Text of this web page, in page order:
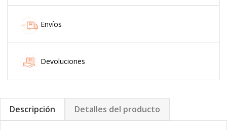
Envíos
Devoluciones
Descripción Detalles del producto